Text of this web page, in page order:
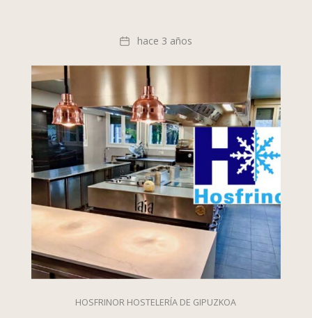
Fechahace 3 años
HOSFRINOR HOSTELERÍA DE GIPUZKOA